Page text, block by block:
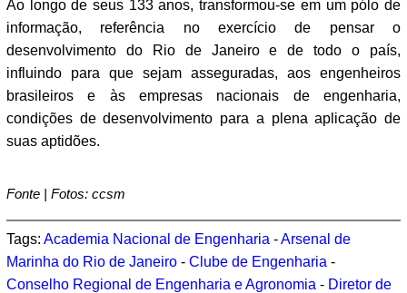
Ao longo de seus 133 anos, transformou-se em um pólo de
informação, referência no exercício de pensar o
desenvolvimento do Rio de Janeiro e de todo o país,
influindo para que sejam asseguradas, aos engenheiros
brasileiros e às empresas nacionais de engenharia,
condições de desenvolvimento para a plena aplicação de
suas aptidões.
Fonte | Fotos: ccsm
Tags: Academia Nacional de Engenharia -Arsenal de
Marinha do Rio de Janeiro - Clube de Engenharia -
Conselho Regional de Engenharia e Agronomia - Diretor de